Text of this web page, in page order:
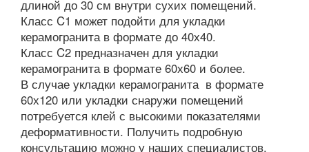
длиной до 30 см внутри сухих помещений.
Класс C1 может подойти для укладки
керамогранита в формате до 40х40.
Класс C2 предназначен для укладки
керамогранита в формате 60х60 и более.
В случае укладки керамогранита в формате
60х120 или укладки снаружи помещений
потребуется клей с высокими показателями
деформативности. Получить подробную
консультацию можно у наших специалистов.